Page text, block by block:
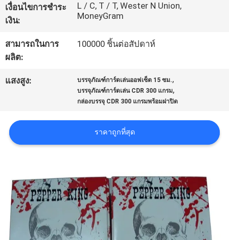
ควบคุม
คุณภาพ
ติดต่อ
ขอ
เสนอ
ราคา
เงื่อนไขการชำระ
เงิน:
L / C, T / T, Wester N Union,
MoneyGram
สามารถในการ
ผลิต:
100000 ชิ้นต่อสัปดาห์
แสงสูง: บรรจุภัณฑ์การ์ดเล่นออฟเซ็ต 15 ซม.,
บรรจุภัณฑ์การ์ดเล่น CDR 300 แกรม,
กล่องบรรจุ CDR 300 แกรมพร้อมฝาปิด
ราคาถูกที่สุด